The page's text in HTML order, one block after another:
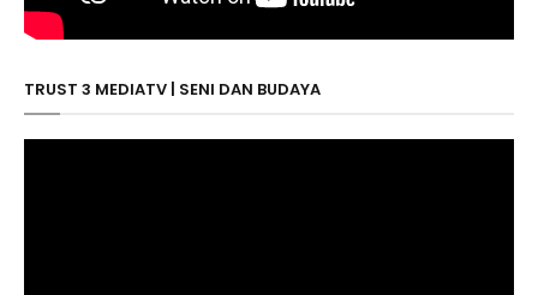
TRUST 3 MEDIATV | SENI DAN BUDAYA